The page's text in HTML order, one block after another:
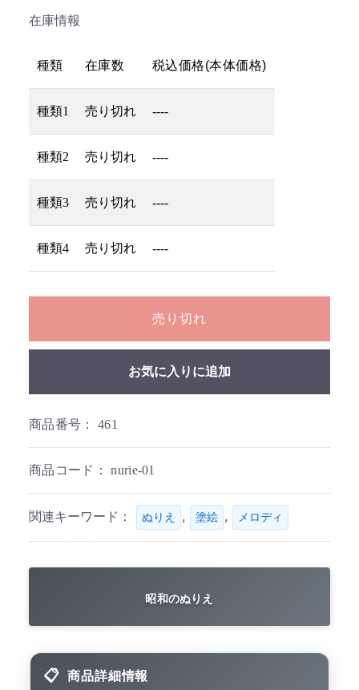
在庫情報
種類 在庫数 税込価格(本体価格)
種類1 売り切れ ----
種類2 売り切れ ----
種類3 売り切れ ----
種類4 売り切れ ----
売り切れ
お気に入りに追加
商品番号： 461
商品コード：nurie-01
関連キーワード： ぬりえ , 塗絵 , メロディ
昭和のぬりえ
商品詳細情報